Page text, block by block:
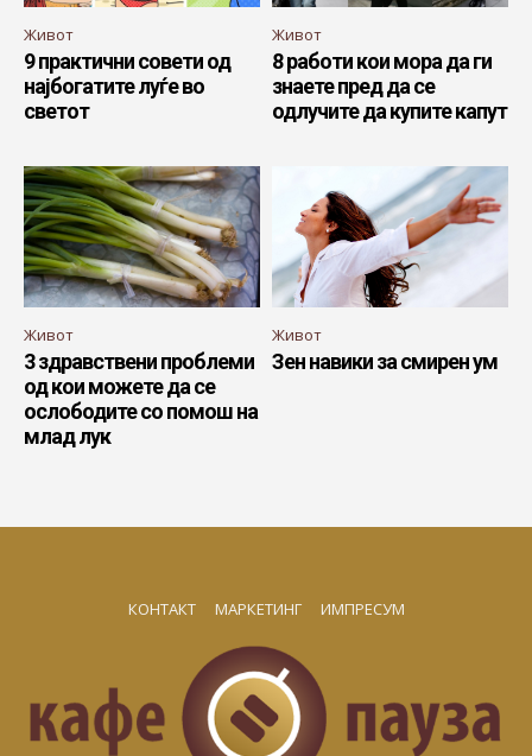
Живот
9 практични совети од
најбогатите луѓе во
светот
Живот
8 работи кои мора да ги
знаете пред да се
одлучите да купите капут
Живот
3 здравствени проблеми
од кои можете да се
ослободите со помош на
млад лук
Живот
Зен навики за смирен ум
КОНТАКТ МАРКЕТИНГ ИМПРЕСУМ